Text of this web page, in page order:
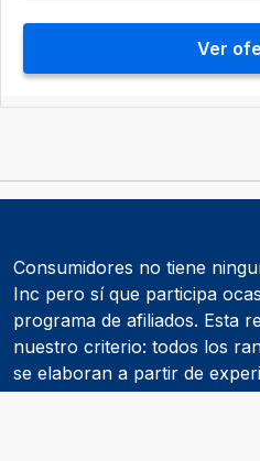
Ver
Consumidores no tiene
Inc pero sí que participa
programa de afiliados. Esta
nuestro criterio: todos los
se elaboran a partir de